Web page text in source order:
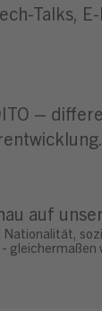
Talks,
–
auf
Nationalität,
gleichermaßen